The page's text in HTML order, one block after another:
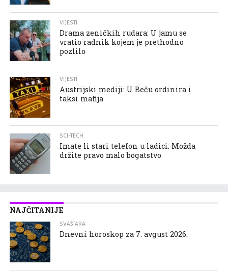
VIJESTI
Drama zeničkih rudara: U jamu se
vratio radnik kojem je prethodno
pozlilo
VIJESTI
Austrijski mediji: U Beču ordinira i
taksi mafija
SCI-TECH
Imate li stari telefon u ladici: Možda
držite pravo malo bogatstvo
NAJČITANIJE
SVAŠTARA
Dnevni horoskop za 7. avgust 2026.